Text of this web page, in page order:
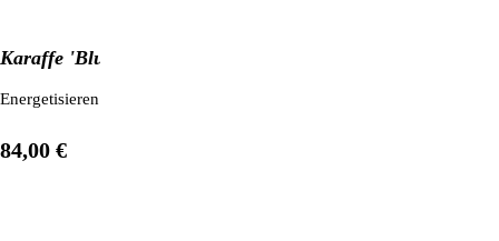
Karaffe 'Blume des Lebens'
Energetisieren Sie Ihr Trinkwasser mit dieser edlen & formschönen
84,00 €